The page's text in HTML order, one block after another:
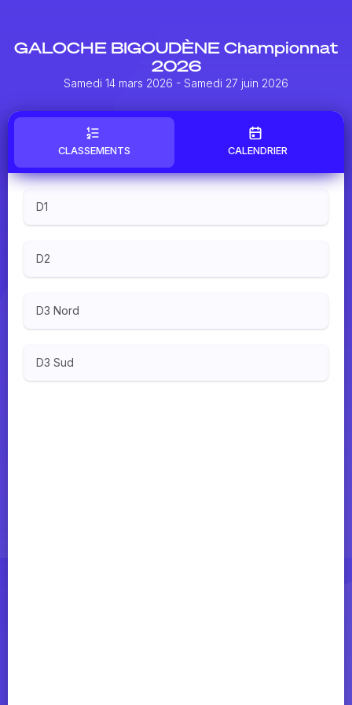
GALOCHE BIGOUDÈNE Championnat
2026
Samedi 14 mars 2026 - Samedi 27 juin 2026
CLASSEMENTS CALENDRIER
D1
D2
D3 Nord
D3 Sud